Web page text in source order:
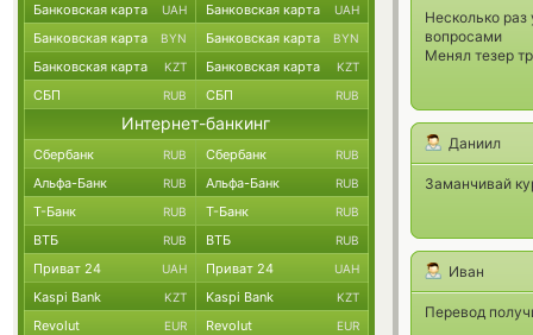
Несколько
вопросами
Менял тезер
Даниил
Заманчивай
Иван
Перевод
Банковская карта UAH Банковская карта UAH
Банковская карта BYN Банковская карта BYN
Банковская карта KZT Банковская карта KZT
СБП RUB СБП RUB
Интернет-банкинг
Сбербанк RUB Сбербанк RUB
Альфа-Банк RUB Альфа-Банк RUB
Т-Банк RUB Т-Банк RUB
ВТБ RUB ВТБ RUB
Приват 24 UAH Приват 24 UAH
Kaspi Bank KZT Kaspi Bank KZT
Revolut EUR Revolut EUR